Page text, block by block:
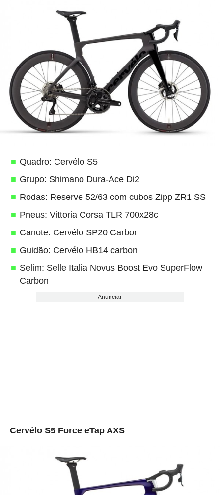
Quadro: Cervélo S5
Grupo: Shimano Dura-Ace Di2
Rodas: Reserve 52/63 com cubos Zipp ZR1 SS
Pneus: Vittoria Corsa TLR 700x28c
Canote: Cervélo SP20 Carbon
Guidão: Cervélo HB14 carbon
Selim: Selle Italia Novus Boost Evo SuperFlow
Carbon
Anunciar
Cervélo S5 Force eTap AXS